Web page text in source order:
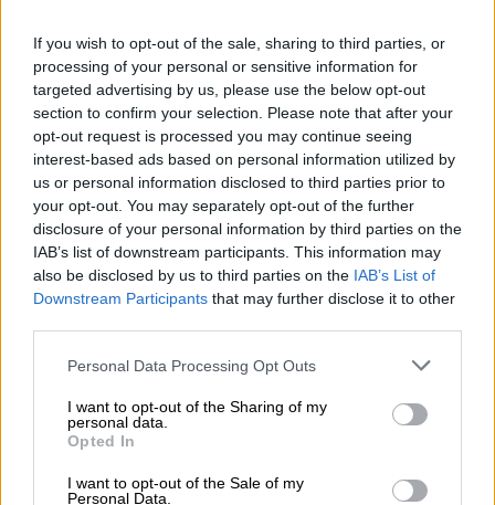
If you wish to opt-out of the sale, sharing to third parties, or
processing of your personal or sensitive information for
targeted advertising by us, please use the below opt-out
section to confirm your selection. Please note that after your
opt-out request is processed you may continue seeing
interest-based ads based on personal information utilized by
us or personal information disclosed to third parties prior to
your opt-out. You may separately opt-out of the further
disclosure of your personal information by third parties on the
IAB’s list of downstream participants. This information may
also be disclosed by us to third parties on the IAB’s List of
Downstream Participants that may further disclose it to other
Personal Data Processing Opt Outs
I want to opt-out of the Sharing of my
personal data.
Opted In
I want to opt-out of the Sale of my
Personal Data.
Ανασφάλιστα οχήματα: Από «κόσκινο» με AI θα περάσουν οι